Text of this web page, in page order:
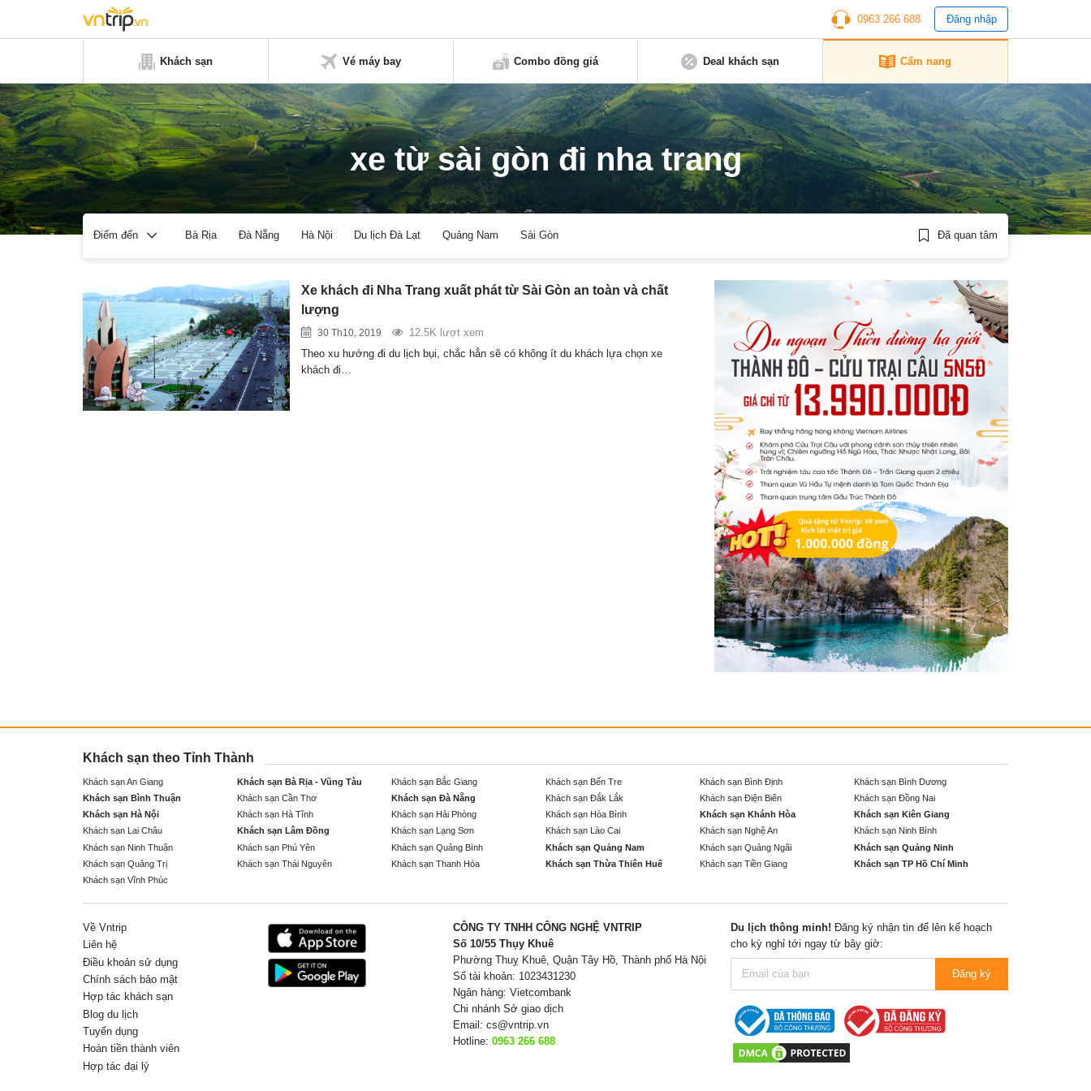
0963 266 688 Đăng nhập
Khách sạn Vé máy bay Combo đồng giá Deal khách sạn Cẩm nang
xe từ sài gòn đi nha trang
Điểm đến Bà Rịa Đà Nẵng Hà Nội Du lịch Đà Lạt Quảng Nam Sài Gòn Đã quan tâm
Xe khách đi Nha Trang xuất phát từ Sài Gòn an toàn và chất
lượng
30 Th10, 2019
12.5K lượt xem
Theo xu hướng đi du lịch bụi, chắc hẳn sẽ có không ít du khách lựa chọn xe
khách đi…
Khách sạn theo Tỉnh Thành
Khách sạn An Giang Khách sạn Bà Rịa - Vũng Tàu Khách sạn Bắc Giang Khách sạn Bến Tre Khách sạn Bình Định
Khách sạn Bình Dương
Khách sạn Bình Thuận
Khách sạn Cần Thơ Khách sạn Đà Nẵng Khách sạn Đắk Lắk Khách sạn Điện Biên
Khách sạn Đồng Nai
Khách sạn Hà Nội
Khách sạn Hà Tĩnh Khách sạn Hải Phòng Khách sạn Hòa Bình Khách sạn Khánh Hòa
Khách sạn Kiên Giang
Khách sạn Lai Châu
Khách sạn Lâm Đồng Khách sạn Lạng Sơn Khách sạn Lào Cai Khách sạn Nghệ An
Khách sạn Ninh Bình
Khách sạn Ninh Thuận
Khách sạn Phú Yên Khách sạn Quảng Bình Khách sạn Quảng Nam Khách sạn Quảng Ngãi
Khách sạn Quảng Ninh
Khách sạn Quảng Trị
Khách sạn Thái Nguyên Khách sạn Thanh Hóa Khách sạn Thừa Thiên Huế Khách sạn Tiền Giang
Khách sạn TP Hồ Chí Minh
Khách sạn Vĩnh Phúc
Về Vntrip
Liên hệ
Điều khoản sử dụng
Chính sách bảo mật
Hợp tác khách sạn
Blog du lịch
Tuyển dụng
Hoàn tiền thành viên
Hợp tác đại lý
CÔNG TY TNHH CÔNG NGHỆ VNTRIP
Số 10/55 Thụy Khuê
Phường Thuỵ Khuê, Quận Tây Hồ, Thành phố Hà Nội
Số tài khoản: 1023431230
Ngân hàng: Vietcombank
Chi nhánh Sở giao dịch
Email: cs@vntrip.vn
Hotline: 0963 266 688
Du lịch thông minh! Đăng ký nhận tin để lên kế hoạch
cho kỳ nghỉ tới ngay từ bây giờ:
Đăng ký